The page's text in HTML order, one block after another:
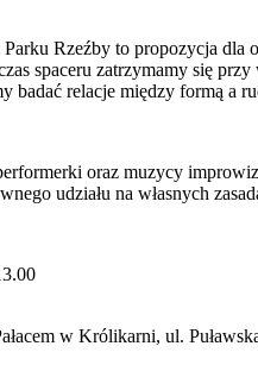
Rzeźby to propozycja dla
spaceru zatrzymamy się
badać relacje między formą a
oraz muzycy
udziału na własnych
w Królikarni, ul.